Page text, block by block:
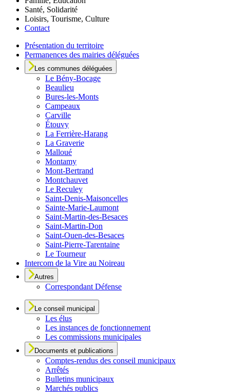
Santé, Solidarité
Loisirs, Tourisme, Culture
Contact
Présentation du territoire
Permanences des mairies déléguées
Les communes déléguées
Le Bény-Bocage
Beaulieu
Bures-les-Monts
Campeaux
Carville
Étouvy
La Ferrière-Harang
La Graverie
Malloué
Montamy
Mont-Bertrand
Montchauvet
Le Reculey
Saint-Denis-Maisoncelles
Sainte-Marie-Laumont
Saint-Martin-des-Besaces
Saint-Martin-Don
Saint-Ouen-des-Besaces
Saint-Pierre-Tarentaine
Le Tourneur
Intercom de la Vire au Noireau
Autres
Correspondant Défense
Le conseil municipal
Les élus
Les instances de fonctionnement
Les commissions municipales
Documents et publications
Comptes-rendus des conseil municipaux
Arrêtés
Bulletins municipaux
Marchés publics